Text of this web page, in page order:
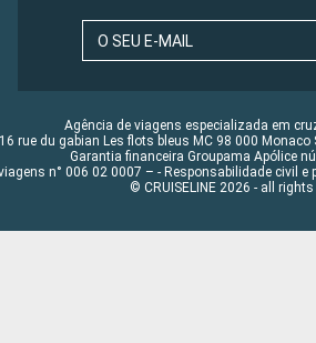
O SEU E-MAIL
Agência de viagens especializada em
16 rue du gabian Les flots bleus MC 98 000
Garantia financeira Groupama Apólice
n° 006 02 0007 – - Responsabilidade civil e
© CRUISELINE 2026 - all rights